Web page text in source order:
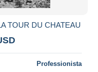
TOUR DU CHATEAU
Professionista